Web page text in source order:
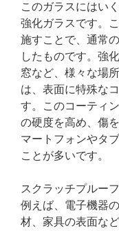
このガラスにはい
強化ガラスです。
施すことで、通常
したものです。強
窓など、様々な場
は、表面に特殊な
す。このコーティ
の硬度を高め、傷
マートフォンやタ
ことが多いです。
スクラッチプルー
例えば、電子機器
材、家具の表面な